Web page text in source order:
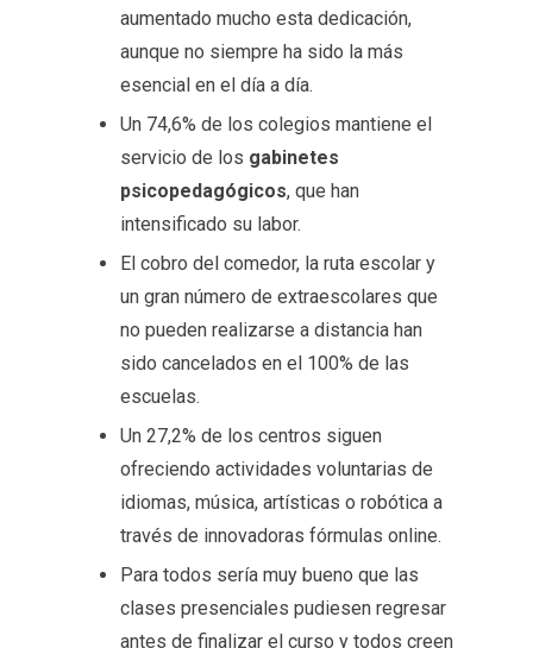
aumentado mucho esta dedicación,
aunque no siempre ha sido la más
esencial en el día a día.
Un 74,6% de los colegios mantiene el
servicio de los gabinetes
psicopedagógicos, que han
intensificado su labor.
El cobro del comedor, la ruta escolar y
un gran número de extraescolares que
no pueden realizarse a distancia han
sido cancelados en el 100% de las
escuelas.
Un 27,2% de los centros siguen
ofreciendo actividades voluntarias de
idiomas, música, artísticas o robótica a
través de innovadoras fórmulas online.
Para todos sería muy bueno que las
clases presenciales pudiesen regresar
antes de finalizar el curso y todos creen